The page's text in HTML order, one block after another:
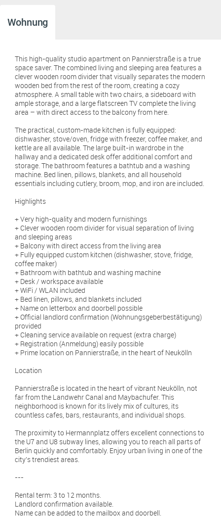
Wohnung
This high-quality studio apartment on Pannierstraße is a true
space saver. The combined living and sleeping area features a
clever wooden room divider that visually separates the modern
wooden bed from the rest of the room, creating a cozy
atmosphere. A small table with two chairs, a sideboard with
ample storage, and a large flatscreen TV complete the living
area – with direct access to the balcony from here.
The practical, custom-made kitchen is fully equipped:
dishwasher, stove/oven, fridge with freezer, coffee maker, and
kettle are all available. The large built-in wardrobe in the
hallway and a dedicated desk offer additional comfort and
storage. The bathroom features a bathtub and a washing
machine. Bed linen, pillows, blankets, and all household
essentials including cutlery, broom, mop, and iron are included.
Highlights
+ Very high-quality and modern furnishings
+ Clever wooden room divider for visual separation of living
and sleeping areas
+ Balcony with direct access from the living area
+ Fully equipped custom kitchen (dishwasher, stove, fridge,
coffee maker)
+ Bathroom with bathtub and washing machine
+ Desk / workspace available
+ WiFi / WLAN included
+ Bed linen, pillows, and blankets included
+ Name on letterbox and doorbell possible
+ Official landlord confirmation (Wohnungsgeberbestätigung)
provided
+ Cleaning service available on request (extra charge)
+ Registration (Anmeldung) easily possible
+ Prime location on Pannierstraße, in the heart of Neukölln
Location
Pannierstraße is located in the heart of vibrant Neukölln, not
far from the Landwehr Canal and Maybachufer. This
neighborhood is known for its lively mix of cultures, its
countless cafes, bars, restaurants, and individual shops.
The proximity to Hermannplatz offers excellent connections to
the U7 and U8 subway lines, allowing you to reach all parts of
Berlin quickly and comfortably. Enjoy urban living in one of the
city's trendiest areas.
---
Rental term: 3 to 12 months.
Landlord confirmation available.
Name can be added to the mailbox and doorbell.